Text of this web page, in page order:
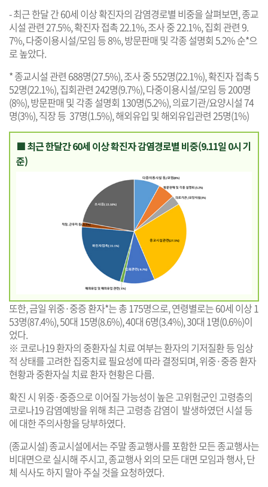
- 최근 한달 간 60세 이상 확진자의 감염경로별 비중을 살펴보면, 종교
시설 관련 27.5%, 확진자 접촉 22.1%, 조사 중 22.1%, 집회 관련 9.
7%, 다중이용시설/모임 등 8%, 방문판매 및 각종 설명회 5.2% 순*으
로 높았다.
* 종교시설 관련 688명(27.5%), 조사 중 552명(22.1%), 확진자 접촉 5
52명(22.1%), 집회관련 242명(9.7%), 다중이용시설/모임 등 200명
(8%), 방문판매 및 각종 설명회 130명(5.2%), 의료기관/요양시설 74
명(3%), 직장 등 37명(1.5%), 해외유입 및 해외유입관련 25명(1%)
■ 최근 한달간 60세 이상 확진자 감염경로별 비중(9.11일 0시 기
준)
또한, 금일 위중·중증 환자*는 총 175명으로, 연령별로는 60세 이상 1
53명(87.4%), 50대 15명(8.6%), 40대 6명(3.4%), 30대 1명(0.6%)이
었다.
※ 코로나19 환자의 중환자실 치료 여부는 환자의 기저질환 등 임상
적 상태를 고려한 집중치료 필요성에 따라 결정되며, 위중·중증 환자
현황과 중환자실 치료 환자 현황은 다름.
확진 시 위중·중증으로 이어질 가능성이 높은 고위험군인 고령층의
코로나19 감염예방을 위해 최근 고령층 감염이 발생하였던 시설 등
에 대한 주의사항을 당부하였다.
(종교시설) 종교시설에서는 주말 종교행사를 포함한 모든 종교행사는
비대면으로 실시해 주시고, 종교행사 외의 모든 대면 모임과 행사, 단
체 식사도 하지 말아 주실 것을 요청하였다.